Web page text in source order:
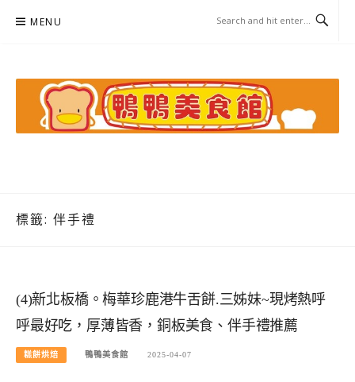
MENU
標籤: 伴手禮
(4)新北板橋。梅華珍鹿港牛舌餅.三姊妹~現烤熱呼
呼最好吃，厚薄皆香，銅板美食、伴手禮推薦
糕餅烘焙 鴨鴨美食館 2025-04-07